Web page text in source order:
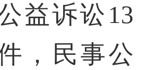
益诉讼13
，民事公